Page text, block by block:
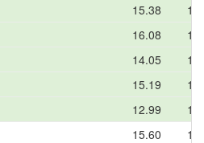
15.38
16.08
14.05
15.19
12.99
15.60